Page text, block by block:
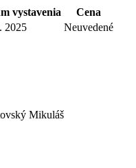
vystavenia
Cena
2025 Neuvedené
Mikuláš